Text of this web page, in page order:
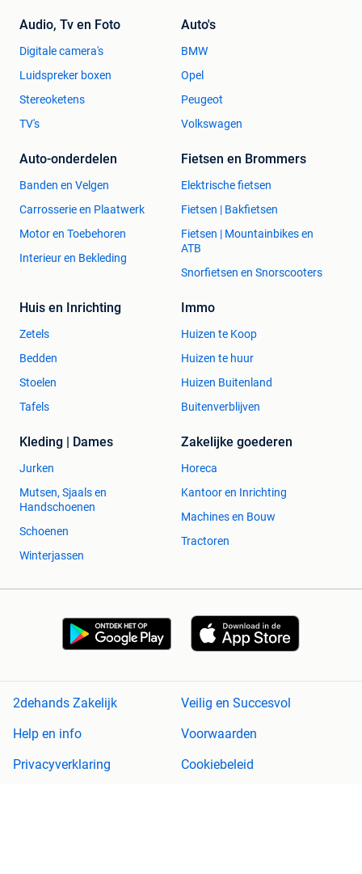
Audio, Tv en Foto
Digitale camera's
Luidspreker boxen
Stereoketens
TV's
Auto's
BMW
Opel
Peugeot
Volkswagen
Auto-onderdelen
Banden en Velgen
Carrosserie en Plaatwerk
Motor en Toebehoren
Interieur en Bekleding
Fietsen en Brommers
Elektrische fietsen
Fietsen | Bakfietsen
Fietsen | Mountainbikes en
ATB
Snorfietsen en Snorscooters
Huis en Inrichting
Zetels
Bedden
Stoelen
Tafels
Immo
Huizen te Koop
Huizen te huur
Huizen Buitenland
Buitenverblijven
Kleding | Dames
Jurken
Mutsen, Sjaals en
Handschoenen
Schoenen
Winterjassen
Zakelijke goederen
Horeca
Kantoor en Inrichting
Machines en Bouw
Tractoren
2dehands Zakelijk
Veilig en Succesvol
Help en info
Voorwaarden
Privacyverklaring
Cookiebeleid